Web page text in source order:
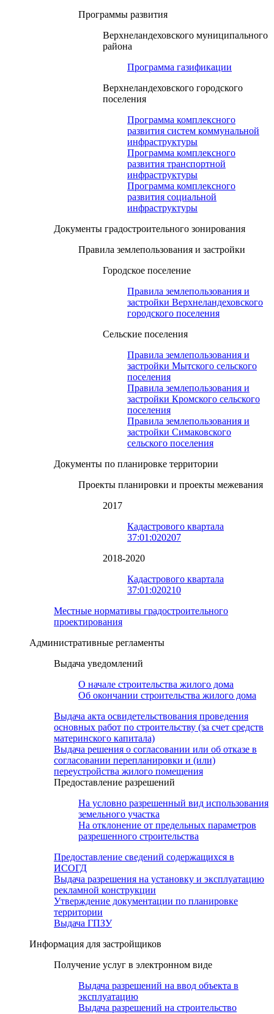
Программы развития
Верхнеландеховского муниципального
района
Программа газификации
Верхнеландеховского городского
поселения
Программа комплексного
развития систем коммунальной
инфраструктуры
Программа комплексного
развития транспортной
инфраструктуры
Программа комплексного
развития социальной
инфраструктуры
Документы градостроительного зонирования
Правила землепользования и застройки
Городское поселение
Правила землепользования и
застройки Верхнеландеховского
городского поселения
Сельские поселения
Правила землепользования и
застройки Мытского сельского
поселения
Правила землепользования и
застройки Кромского сельского
поселения
Правила землепользования и
застройки Симаковского
сельского поселения
Документы по планировке территории
Проекты планировки и проекты межевания
2017
Кадастрового квартала
37:01:020207
2018-2020
Кадастрового квартала
37:01:020210
Местные нормативы градостроительного
проектирования
Административные регламенты
Выдача уведомлений
О начале строительства жилого дома
Об окончании строительства жилого дома
Выдача акта освидетельствования проведения
основных работ по строительству (за счет средств
материнского капитала)
Выдача решения о согласовании или об отказе в
согласовании перепланировки и (или)
переустройства жилого помещения
Предоставление разрешений
На условно разрешенный вид использования
земельного участка
На отклонение от предельных параметров
разрешенного строительства
Предоставление сведений содержащихся в
ИСОГД
Выдача разрешения на установку и эксплуатацию
рекламной конструкции
Утверждение документации по планировке
территории
Выдача ГПЗУ
Информация для застройщиков
Получение услуг в электронном виде
Выдача разрешений на ввод объекта в
эксплуатацию
Выдача разрешений на строительство